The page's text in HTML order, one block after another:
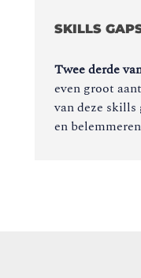
SKILLS
Twee derde
even groot
van deze skills
en